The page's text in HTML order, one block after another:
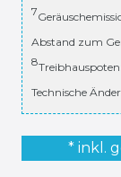
7
Abstand zum
8
Technische
* inkl.